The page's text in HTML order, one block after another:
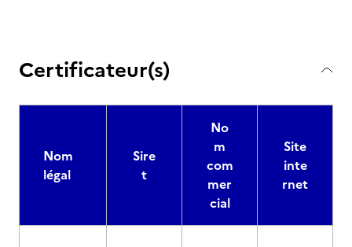
Certificateur(s)
Nom
légal
Sire
t
No
m
com
mer
cial
Site
inte
rnet